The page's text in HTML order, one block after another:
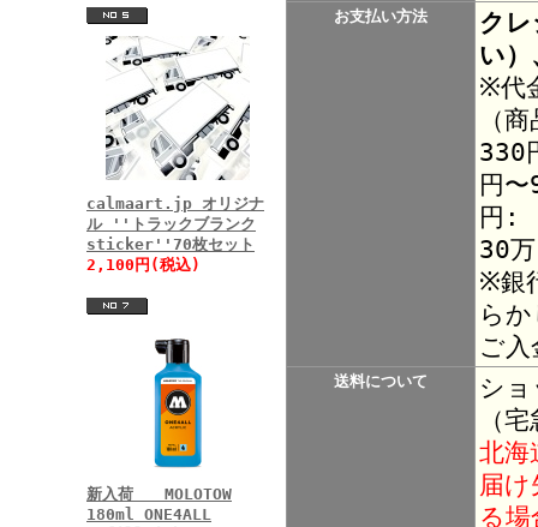
calmaart.jp オリジナ
ル ''トラックブランク
sticker''70枚セット
2,100円(税込)
新入荷 MOLOTOW
180ml ONE4ALL
お支払い方法
ク
い）
※代
（
330
円
円:
30
※銀
ら
ご
送料について
シ
（
北海
届
る